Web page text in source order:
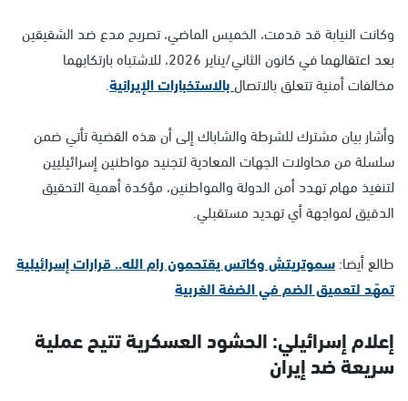
وكانت النيابة قد قدمت، الخميس الماضي، تصريح مدع ضد الشقيقين
بعد اعتقالهما في كانون الثاني/يناير 2026، للاشتباه بارتكابهما
مخالفات أمنية تتعلق بالاتصالبالاستخبارات الإيرانية.
وأشار بيان مشترك للشرطة والشاباك إلى أن هذه القضية تأتي ضمن
سلسلة من محاولات الجهات المعادية لتجنيد مواطنين إسرائيليين
لتنفيذ مهام تهدد أمن الدولة والمواطنين، مؤكدة أهمية التحقيق
الدقيق لمواجهة أي تهديد مستقبلي.
طالع أيضا:سموتريتش وكاتس يقتحمون رام الله.. قرارات إسرائيلية
تمهّد لتعميق الضم في الضفة الغربية
إعلام إسرائيلي: الحشود العسكرية تتيح عملية
سريعة ضد إيران